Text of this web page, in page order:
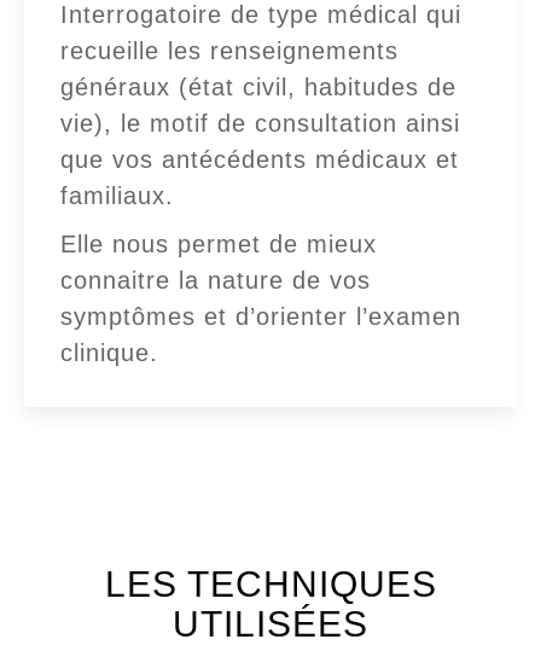
Interrogatoire de type médical qui
recueille les renseignements
généraux (état civil, habitudes de
vie), le motif de consultation ainsi
que vos antécédents médicaux et
familiaux.
Elle nous permet de mieux
connaitre la nature de vos
symptômes et d’orienter l’examen
clinique.
LES TECHNIQUES
UTILISÉES